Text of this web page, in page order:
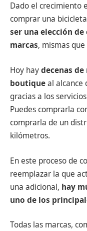
Dado el crecimiento
comprar una
ser una elección
marcas, mismas
Hoy haydecenas
boutiqueal alcance
gracias a los
Puedes comprarla
comprarla de un
kilómetros.
En este proceso de
reemplazar la que
una adicional, hay
uno de los
Todas las marcas,